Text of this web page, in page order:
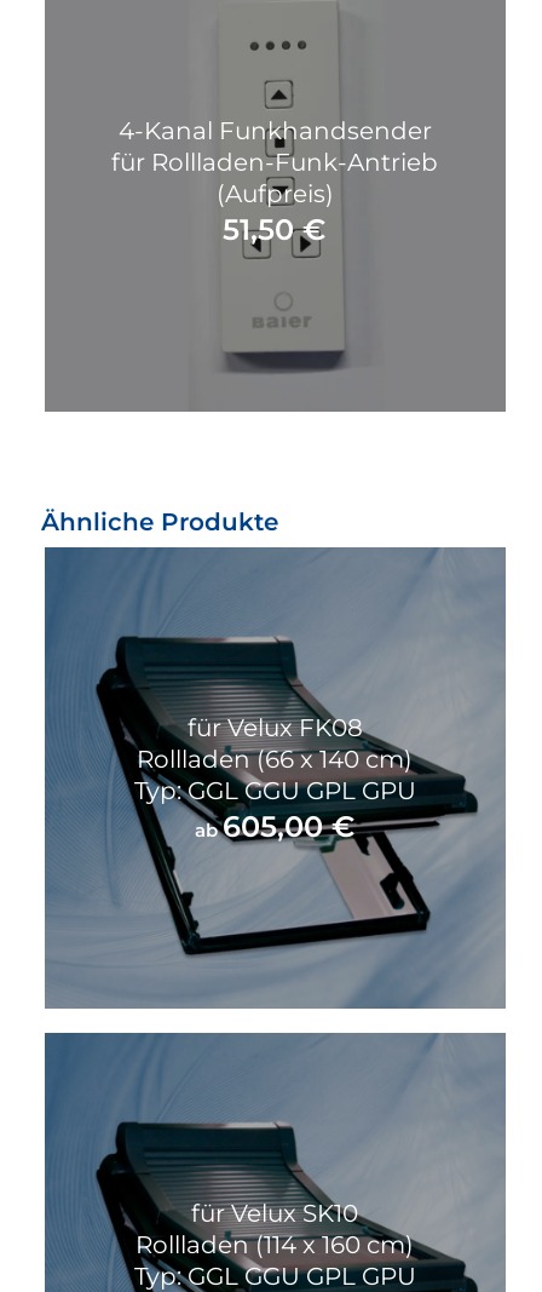
4-Kanal Funkhandsender
für Rollladen-Funk-Antrieb
(Aufpreis)
51,50€
Ähnliche Produkte
für Velux FK08
Rollladen (66 x 140 cm)
Typ: GGL GGU GPL GPU
ab605,00€
für Velux SK10
Rollladen (114 x 160 cm)
Typ: GGL GGU GPL GPU